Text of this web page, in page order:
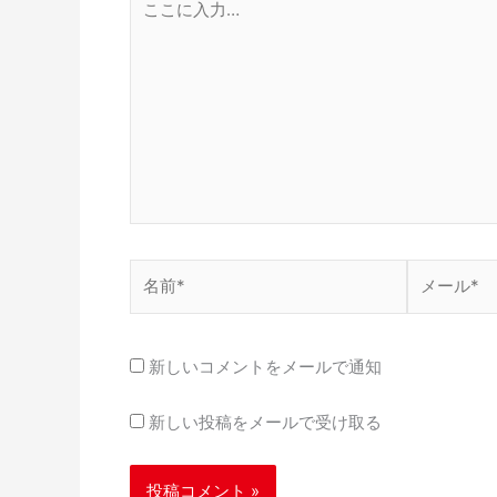
前
ー
新しいコメントをメールで通知
新しい投稿をメールで受け取る